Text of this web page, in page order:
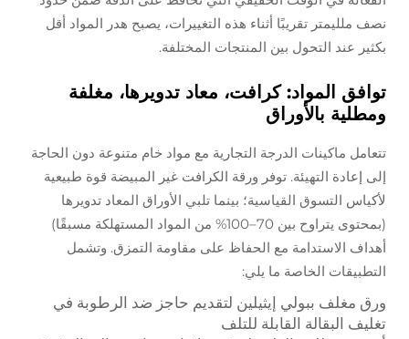
نصف ملليمتر تقريبًا أثناء هذه التغييرات، يصبح هدر المواد أقل
بكثير عند التحول بين المنتجات المختلفة.
توافق المواد: كرافت، معاد تدويرها، مغلفة
ومطلية بالأوراق
تتعامل ماكينات الدرجة التجارية مع مواد خام متنوعة دون الحاجة
إلى إعادة التهيئة. توفر ورقة الكرافت غير المبيضة قوة طبيعية
لأكياس التسوق القياسية؛ بينما تلبي الأوراق المعاد تدويرها
(بمحتوى يتراوح بين 70–100% من المواد المستهلكة مسبقًا)
أهداف الاستدامة مع الحفاظ على مقاومة التمزق. وتشمل
التطبيقات الخاصة ما يلي:
ورق مغلف ببولي إيثيلين لتقديم حاجز ضد الرطوبة في
تغليف البقالة القابلة للتلف